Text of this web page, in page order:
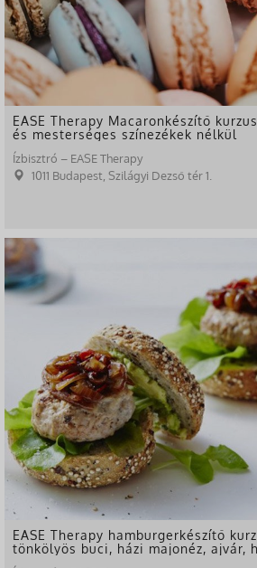
EASE Therapy Macaronkészítő
és mesterséges színezékek nélkül
Ízbisztró – EASE Therapy
1011 Budapest, Szilágyi Dezső tér 1.
-37%
EASE Therapy hamburgerkészítő
tönkölyös buci, házi majonéz, ajvár,